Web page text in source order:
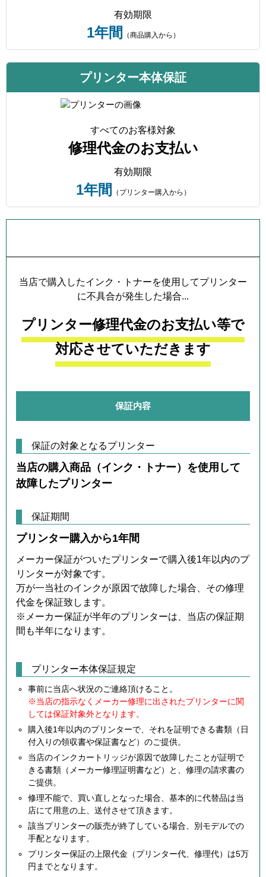
有効期限
1年間 （商品購入から）
プリンター本体保証
すべてのお客様対象
修理代金のお支払い
有効期限
1年間 （プリンター購入から）
当店で購入したインク・トナーを使用してプリンター
に不具合が発生した場合...
プリンター修理代金のお支払い等で
対応させていただきます
保証内容
保証の対象となるプリンター
当店の購入商品（インク・トナー）を使用して
故障したプリンター
保証期間
プリンター購入から1年間
メーカー保証がついたプリンターで購入後1年以内のプ
リンターが対象です。
万が一当社のインクが原因で故障した場合、その修理
代金を保証致します。
※メーカー保証が半年のプリンターは、当店の保証期
間も半年になります。
プリンター本体保証規定
事前に当店へ状況のご連絡頂けること。
※当店の指示なくメーカー修理に出されたプリンターに関
しては保証対象外となります。
購入後1年以内のプリンターで、それを証明できる書類（日
付入りの領収書や保証書など）のご提供。
当店のインクカートリッジが原因で故障したことが証明で
きる書類（メーカー修理証明書など）と、修理の請求書の
ご提供。
修理不能で、買い直しとなった場合、基本的に代替品は当
店にて用意の上、送付させて頂きます。
該当プリンターの販売が終了している場合、別モデルでの
手配となります。
プリンター保証の上限代金（プリンター代、修理代）は5万
円までとなります。